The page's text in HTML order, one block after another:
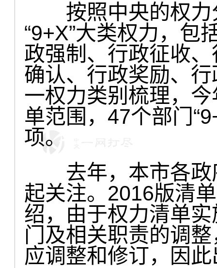
按照中央的权力
“9+X”大类权力，包
政强制、行政征收
确认、行政奖励、
一权力类别梳理，
单范围，47个部门
项。
去年，本市各政
起关注。2016版清
绍，由于权力清单
门及相关职责的调
应调整和修订，因